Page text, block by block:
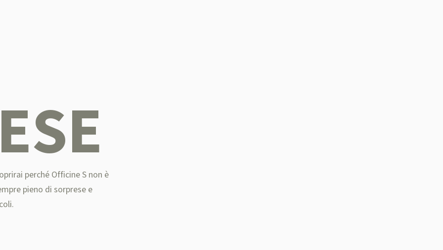
perché Officine S non è
pieno di sorprese e